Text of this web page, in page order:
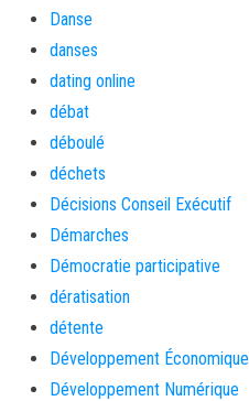
Danse
danses
dating online
débat
déboulé
déchets
Décisions Conseil Exécutif
Démarches
Démocratie participative
dératisation
détente
Développement Économique
Développement Numérique